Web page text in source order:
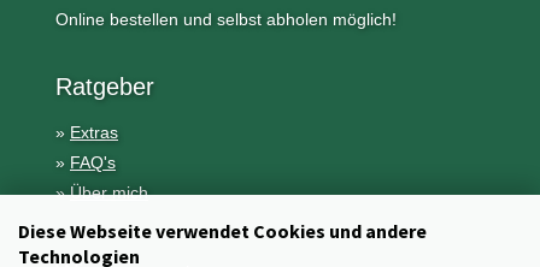
Diese Webseite verwendet Cookies und andere
Technologien
Online bestellen und selbst abholen möglich!
Ratgeber
» Extras
» FAQ's
»Über mich